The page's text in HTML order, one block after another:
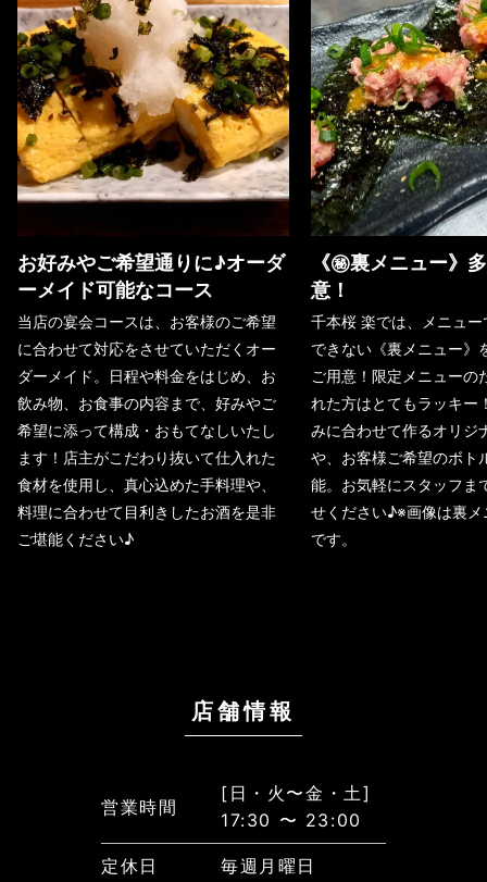
お好みやご希望通りに♪オーダ
ーメイド可能なコース
当店の宴会コースは、お客様のご希望
に合わせて対応をさせていただくオー
ダーメイド。日程や料金をはじめ、お
飲み物、お食事の内容まで、好みやご
希望に添って構成・おもてなしいたし
ます！店主がこだわり抜いて仕入れた
食材を使用し、真心込めた手料理や、
料理に合わせて目利きしたお酒を是非
ご堪能ください♪
《㊙️裏メニュー》
意！
千本桜 楽では、メニュ
できない《裏メニュー》
ご用意！限定メニューの
れた方はとてもラッキー
みに合わせて作るオリジ
や、お客様ご希望のボト
能。お気軽にスタッフま
せください♪※画像は裏メ
です。
店舗情報
営業時間
[日・火〜金・土]
17:30 〜 23:00
定休日 毎週月曜日